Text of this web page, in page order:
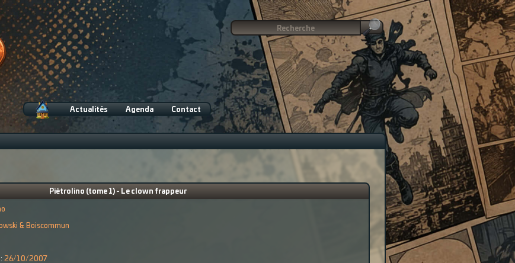
Actualités Agenda Contact
Piétrolino (tome 1) - Le clown frappeur
& Boiscommun
26/10/2007